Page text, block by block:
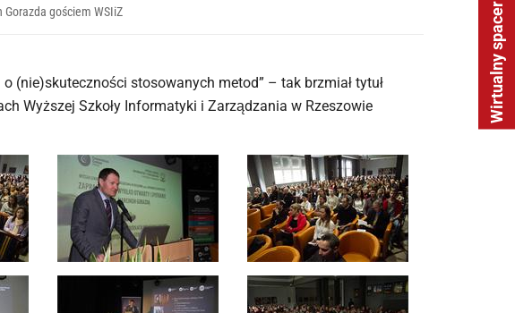
Wirtualny spacer
Gorazda gościem WSIiZ
(nie)skuteczności stosowanych metod” – tak brzmiał tytuł
Wyższej Szkoły Informatyki i Zarządzania w Rzeszowie